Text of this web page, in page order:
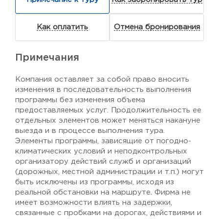
Как оплатить Отмена бронирования
Примечания
Компания оставляет за собой право вносить
изменения в последовательность выполнения
программы без изменения объема
предоставляемых услуг. Продолжительность ее
отдельных элементов может меняться накануне
выезда и в процессе выполнения тура.
Элементы программы, зависящие от погодно-
климатических условий и неподконтрольных
организатору действий служб и организаций
(дорожных, местной администрации и т.п.) могут
быть исключены из программы, исходя из
реальной обстановки на маршруте. Фирма не
имеет возможности влиять на задержки,
связанные с пробками на дорогах, действиями и